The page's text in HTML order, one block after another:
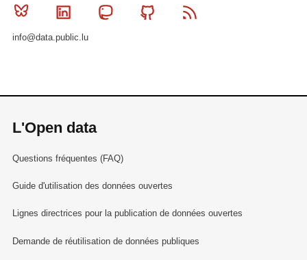
Bluesky Linkedin MastodonGithub
info@data.public.lu
L'Open data
Questions fréquentes (FAQ)
Guide d'utilisation des données ouvertes
Lignes directrices pour la publication de données ouvertes
Demande de réutilisation de données publiques